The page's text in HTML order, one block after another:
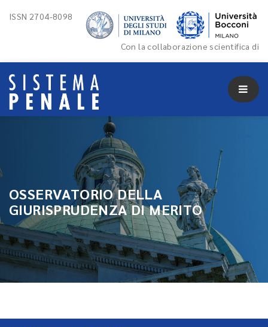
ISSN 2704-8098
Con la collaborazione scientifica di
OSSERVATORIO DELLA
GIURISPRUDENZA DI MERITO